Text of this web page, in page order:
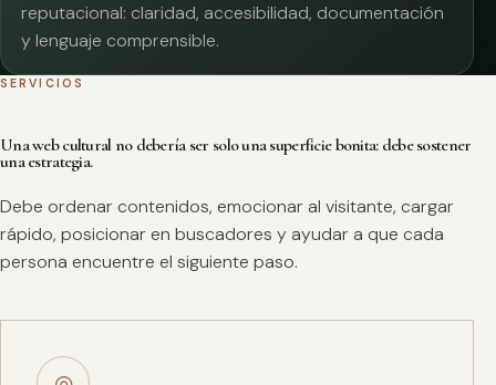
reputacional: claridad, accesibilidad, documentación
y lenguaje comprensible.
SERVICIOS
Una web cultural no debería ser solo una superficie bonita: debe sostener
una estrategia.
Debe ordenar contenidos, emocionar al visitante, cargar
rápido, posicionar en buscadores y ayudar a que cada
persona encuentre el siguiente paso.